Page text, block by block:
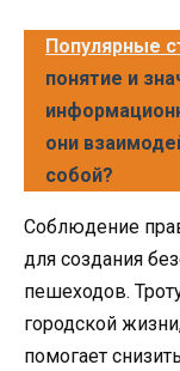
Популярные
понятие и
они
собой?
Соблюдение
для создания
пешеходов.
городской
помогает